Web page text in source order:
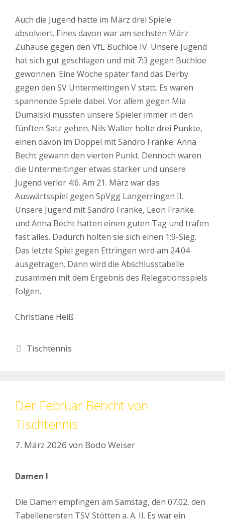
Auch die Jugend hatte im März drei Spiele
absolviert. Eines davon war am sechsten März
Zuhause gegen den VfL Buchloe IV. Unsere Jugend
hat sich gut geschlagen und mit 7:3 gegen Buchloe
gewonnen. Eine Woche später fand das Derby
gegen den SV Untermeitingen V statt. Es waren
spannende Spiele dabei. Vor allem gegen Mia
Dumalski mussten unsere Spieler immer in den
fünften Satz gehen. Nils Walter holte drei Punkte,
einen davon im Doppel mit Sandro Franke. Anna
Becht gewann den vierten Punkt. Dennoch waren
die Untermeitinger etwas stärker und unsere
Jugend verlor 4:6. Am 21. März war das
Auswärtsspiel gegen SpVgg Langerringen II.
Unsere Jugend mit Sandro Franke, Leon Franke
und Anna Becht hatten einen guten Tag und trafen
fast alles. Dadurch holten sie sich einen 1:9-Sieg.
Das letzte Spiel gegen Ettringen wird am 24.04
ausgetragen. Dann wird die Abschlusstabelle
zusammen mit dem Ergebnis des Relegationsspiels
folgen.
Christiane Heiß
Kategorien
Tischtennis
Der Februar Bericht von
Tischtennis
7. März 2026 von Bodo Weiser
Damen I
Die Damen empfingen am Samstag, den 07.02, den
Tabellenersten TSV Stötten a. A. II. Es war ein